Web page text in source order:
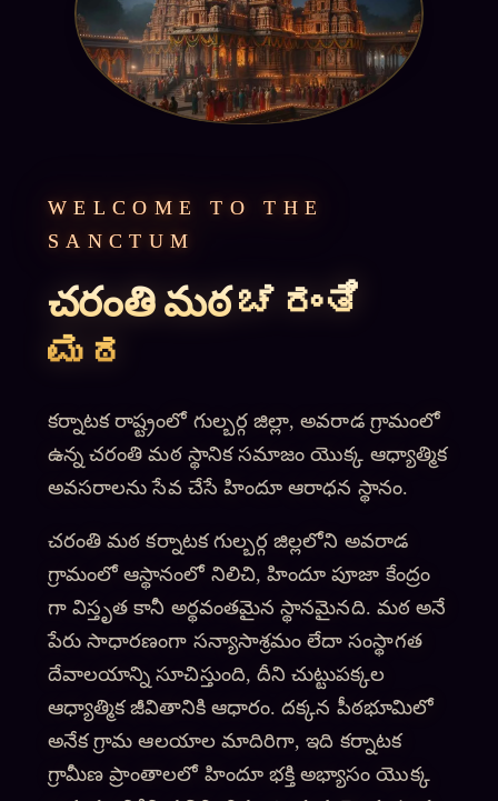
WELCOME TO THE
SANCTUM
చరంతి మఠ ಚರಂತಿ
ಮಠ
కర్నాటక రాష్ట్రంలో గుల్బర్గ జిల్లా, అవరాడ గ్రామంలో
ఉన్న చరంతి మఠ స్థానిక సమాజం యొక్క ఆధ్యాత్మిక
అవసరాలను సేవ చేసే హిందూ ఆరాధన స్థానం.
చరంతి మఠ కర్నాటక గుల్బర్గ జిల్లలోని అవరాడ
గ్రామంలో ఆస్థానంలో నిలిచి, హిందూ పూజా కేంద్రం
గా విస్తృత కానీ అర్థవంతమైన స్థానమైనది. మఠ అనే
పేరు సాధారణంగా సన్యాసాశ్రమం లేదా సంస్థాగత
దేవాలయాన్ని సూచిస్తుంది, దీని చుట్టుపక్కల
ఆధ్యాత్మిక జీవితానికి ఆధారం. దక్కన పీఠభూమిలో
అనేక గ్రామ ఆలయాల మాదిరిగా, ఇది కర్నాటక
గ్రామీణ ప్రాంతాలలో హిందూ భక్తి అభ్యాసం యొక్క